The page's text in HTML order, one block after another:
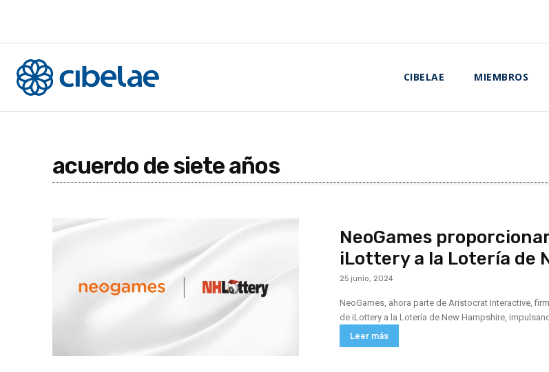
CIBELAE MIEMBROS
acuerdo de siete años
NeoGames
iLottery a la Lotería de
25 junio, 2024
NeoGames, ahora parte de Aristocrat Interactive,
de iLottery a la Lotería de New Hampshire,
Leer más